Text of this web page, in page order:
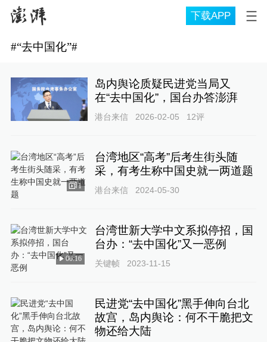
下载APP
#“去中国化”#
岛内舆论质疑民进党当局又
在“去中国化”，国台办答澎湃
港台来信 2026-02-05 12评
1
台湾地区“高考”后考生街头随
采，有考生称中国史就一两道题
港台来信 2024-05-30
00:16
台湾世新大学中文系拟停招，国
台办：“去中国化”又一恶例
关键帧 2023-11-15
民进党“去中国化”黑手伸向台北
故宫，岛内舆论：何不干脆把文
物还给大陆